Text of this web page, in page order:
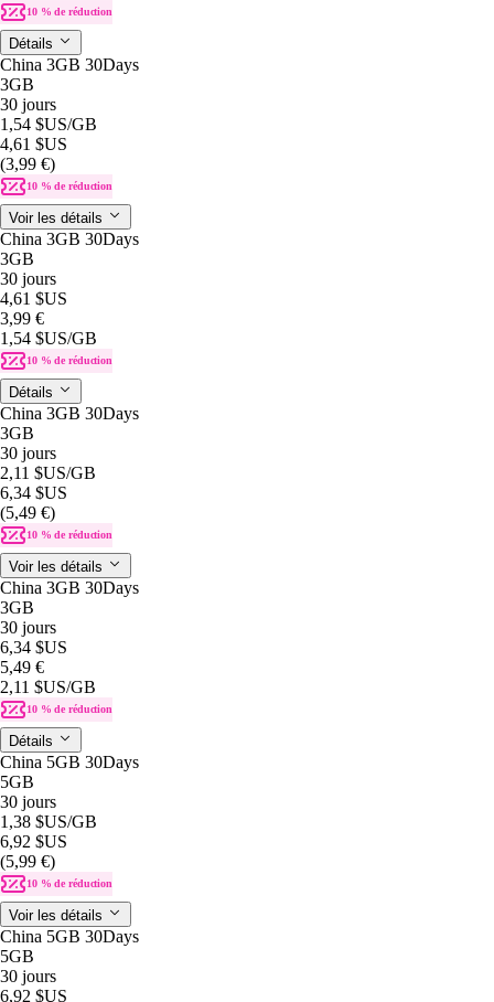
10 % de réduction
Détails
China 3GB 30Days
3GB
30 jours
1,54 $US/GB
4,61 $US
(3,99 €)
10 % de réduction
Voir les détails
China 3GB 30Days
3GB
30 jours
4,61 $US
3,99 €
1,54 $US/GB
10 % de réduction
Détails
China 3GB 30Days
3GB
30 jours
2,11 $US/GB
6,34 $US
(5,49 €)
10 % de réduction
Voir les détails
China 3GB 30Days
3GB
30 jours
6,34 $US
5,49 €
2,11 $US/GB
10 % de réduction
Détails
China 5GB 30Days
5GB
30 jours
1,38 $US/GB
6,92 $US
(5,99 €)
10 % de réduction
Voir les détails
China 5GB 30Days
5GB
30 jours
6,92 $US